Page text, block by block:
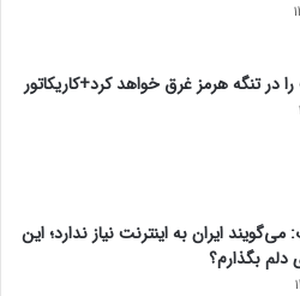
را در تنگه هرمز غرق خواهد کرد+کاریکاتور
می‌گویند ایران به اینترنت نیاز ندارد؛ این
بگذارم؟